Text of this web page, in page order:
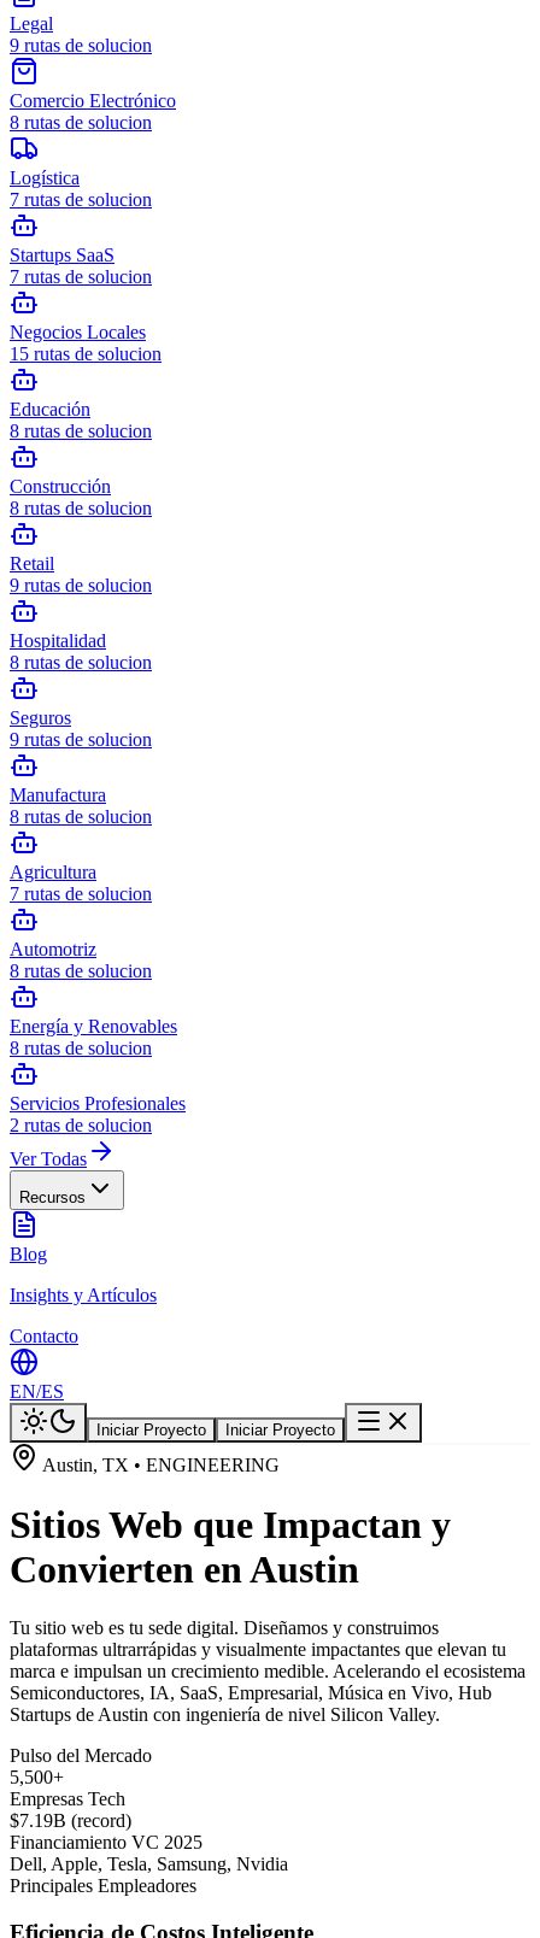
Legal
9 rutas de solucion
Comercio Electrónico
8 rutas de solucion
Logística
7 rutas de solucion
Startups SaaS
7 rutas de solucion
Negocios Locales
15 rutas de solucion
Educación
8 rutas de solucion
Construcción
8 rutas de solucion
Retail
9 rutas de solucion
Hospitalidad
8 rutas de solucion
Seguros
9 rutas de solucion
Manufactura
8 rutas de solucion
Agricultura
7 rutas de solucion
Automotriz
8 rutas de solucion
Energía y Renovables
8 rutas de solucion
Servicios Profesionales
2 rutas de solucion
Ver Todas
Recursos
Blog
Insights y Artículos
Contacto
EN/ES
Iniciar Proyecto Iniciar Proyecto
Austin, TX • ENGINEERING
Sitios Web que Impactan y
Convierten en Austin
Tu sitio web es tu sede digital. Diseñamos y construimos
plataformas ultrarrápidas y visualmente impactantes que elevan tu
marca e impulsan un crecimiento medible. Acelerando el ecosistema
Semiconductores, IA, SaaS, Empresarial, Música en Vivo, Hub
Startups de Austin con ingeniería de nivel Silicon Valley.
Pulso del Mercado
5,500+
Empresas Tech
$7.19B (record)
Financiamiento VC 2025
Dell, Apple, Tesla, Samsung, Nvidia
Principales Empleadores
Eficiencia de Costos Inteligente